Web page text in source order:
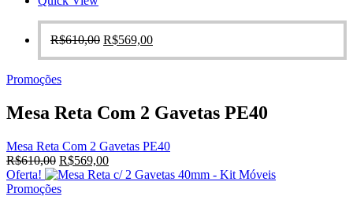
R$610,00 O
R$569,00O
Promoções
Mesa Reta Com 2 Gavetas PE40
Mesa Reta Com 2 Gavetas PE40
R$610,00 O
preço
original
R$569,00O
preço
Oferta!
Promoções